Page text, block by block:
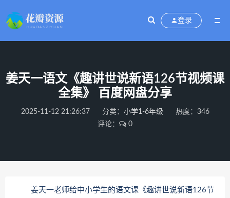
登录
姜天一语文《趣讲世说新语126节视频课
全集》 百度网盘分享
2025-11-12 21:26:37 分类： 小学1-6年级
热度：346
评论：
0
姜天一老师给中小学生的语文课《趣讲世说新语126节